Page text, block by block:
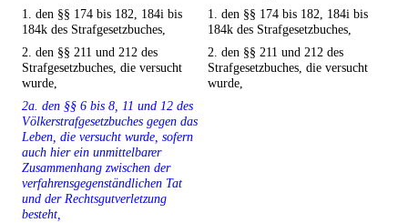
1. den §§ 174 bis 182, 184i bis
184k des Strafgesetzbuches,
1. den §§ 174 bis 182, 184i bis
184k des Strafgesetzbuches,
2. den §§ 211 und 212 des
Strafgesetzbuches, die versucht
wurde,
2. den §§ 211 und 212 des
Strafgesetzbuches, die versucht
wurde,
2a. den §§ 6 bis 8, 11 und 12 des
Völkerstrafgesetzbuches gegen das
Leben, die versucht wurde, sofern
auch hier ein unmittelbarer
Zusammenhang zwischen der
verfahrensgegenständlichen Tat
und der Rechtsgutverletzung
besteht,